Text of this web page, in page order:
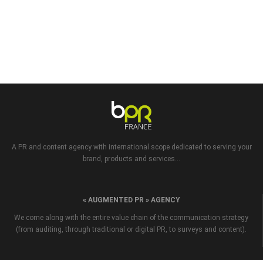
A PR and content agency with international scope dedicated to serving your
brand, products and services...
« AUGMENTED PR » AGENCY
We come along with the entire value chain of the communication strategy
(from auditing, through traditional or digital PR, to surveys and content).